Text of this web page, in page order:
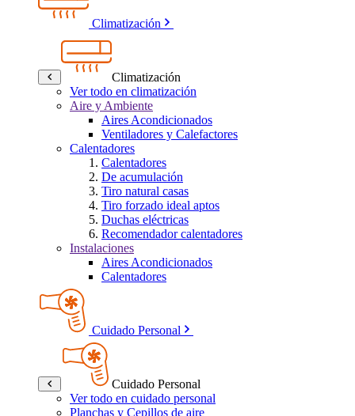
Climatización
Climatización
Ver todo en climatización
Aire y Ambiente
Aires Acondicionados
Ventiladores y Calefactores
Calentadores
Calentadores
De acumulación
Tiro natural casas
Tiro forzado ideal aptos
Duchas eléctricas
Recomendador calentadores
Instalaciones
Aires Acondicionados
Calentadores
Cuidado Personal
Cuidado Personal
Ver todo en cuidado personal
Planchas y Cepillos de aire